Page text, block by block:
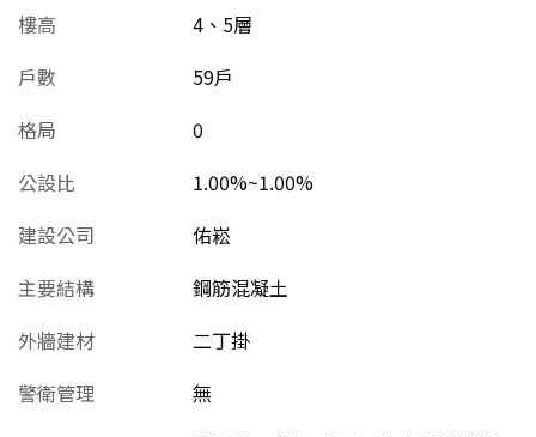
樓高
4、5層
戶數
59戶
格局
0
公設比
1.00%~1.00%
建設公司
佑崧
主要結構
鋼筋混凝土
外牆建材
二丁掛
警衛管理
無